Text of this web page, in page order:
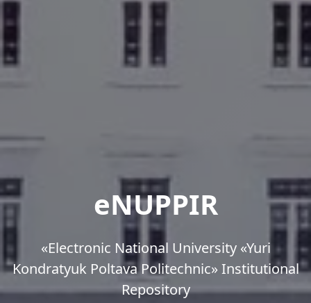
eNUPPIR
«Еlectronic National University «Yuri
Kondratyuk Poltava Politechnic» Institutional
Repository